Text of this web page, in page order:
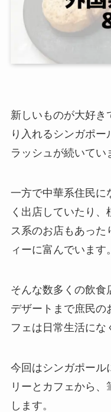
新しいものが大好き
り入れるシンガポ
ラッシュが続いてい
一方で中華系住民に
く出店していたり、
ス系のお店もあった
ィーに富んでいます。
そんな数多くの飲食
デザートまで庶民の
フェは日常生活にな
今回はシンガポール
リーとカフェから
します。